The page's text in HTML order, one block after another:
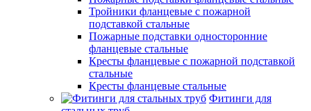
Тройники фланцевые с пожарной
подставкой стальные
Пожарные подставки односторонние
фланцевые стальные
Кресты фланцевые с пожарной подставкой
стальные
Кресты фланцевые стальные
Фитинги для